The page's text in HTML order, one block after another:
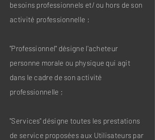
besoins professionnels et/ ou hors de son
activité professionnelle ;
"Professionnel" désigne l'acheteur
personne morale ou physique qui agit
dans le cadre de son activité
professionnelle ;
"Services" désigne toutes les prestations
de service proposées aux Utilisateurs par